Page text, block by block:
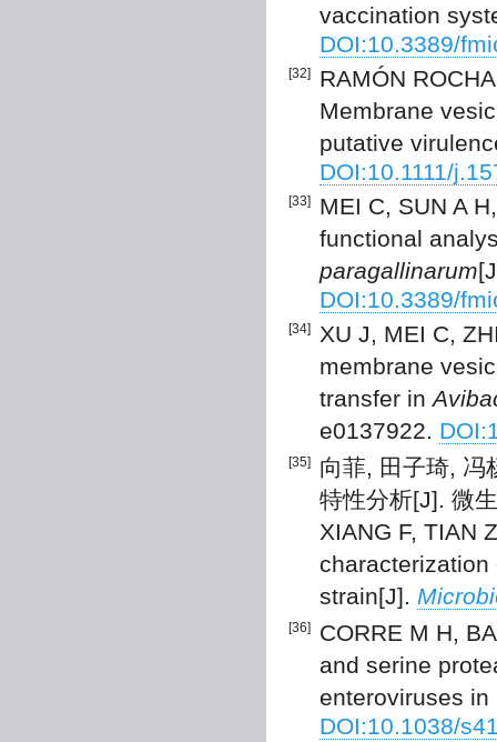
vaccination
DOI:10.3389/
[32]
RAMÓN
Membrane
putative
DOI:10.1111/
[33]
MEI C, SUN A
functional
paragallinarum
DOI:10.3389/
[34]
XU J, MEI C,
membrane
transfer in
e0137922.
[35]
向菲, 田子琦, 冯
特性分析[J]. 微
XIANG F, TIAN
strain[J].
[36]
CORRE M H,
and serine
enteroviruses
DOI:10.1038/